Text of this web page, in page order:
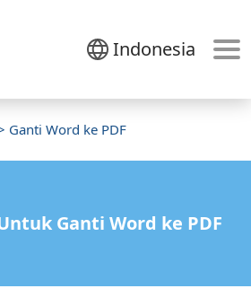
Indonesia
Ganti Word ke PDF
Ganti Word ke PDF